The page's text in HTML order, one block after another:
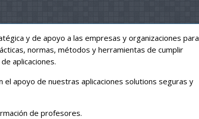
y de apoyo a las empresas y organizaciones para
normas, métodos y herramientas de cumplir
aplicaciones.
apoyo de nuestras aplicaciones solutions seguras y
de profesores.